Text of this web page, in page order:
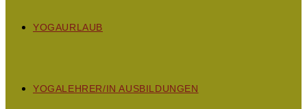
YOGAURLAUB
YOGALEHRER/IN AUSBILDUNGEN